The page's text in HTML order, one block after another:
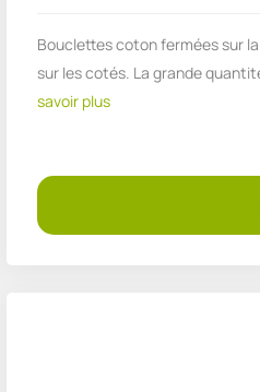
Bouclettes coton fermées sur
sur les cotés. La grande
savoir plus